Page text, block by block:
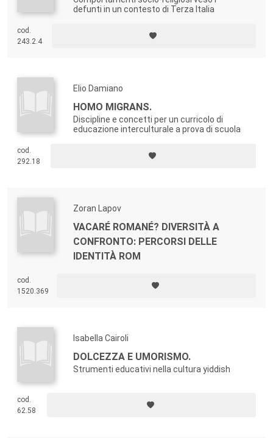
defunti in un contesto di Terza Italia
cod.
243.2.4
Elio Damiano
HOMO MIGRANS.
Discipline e concetti per un curricolo di
educazione interculturale a prova di scuola
cod.
292.18
Zoran Lapov
VACARÉ ROMANÉ? DIVERSITÀ A
CONFRONTO: PERCORSI DELLE
IDENTITÀ ROM
cod.
1520.369
Isabella Cairoli
DOLCEZZA E UMORISMO.
Strumenti educativi nella cultura yiddish
cod.
62.58